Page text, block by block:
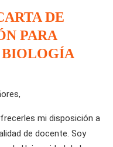
DE
PARA
BIOLOGÍA
mi disposición a
de docente. Soy